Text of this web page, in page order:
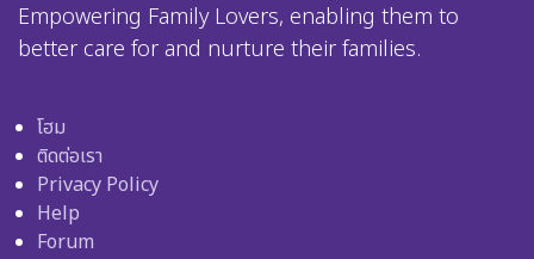
Empowering Family Lovers, enabling them to
better care for and nurture their families.
โฮม
ติดต่อเรา
Privacy Policy
Help
Forum